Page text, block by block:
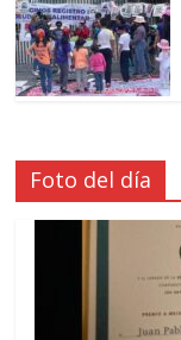
Foto del día